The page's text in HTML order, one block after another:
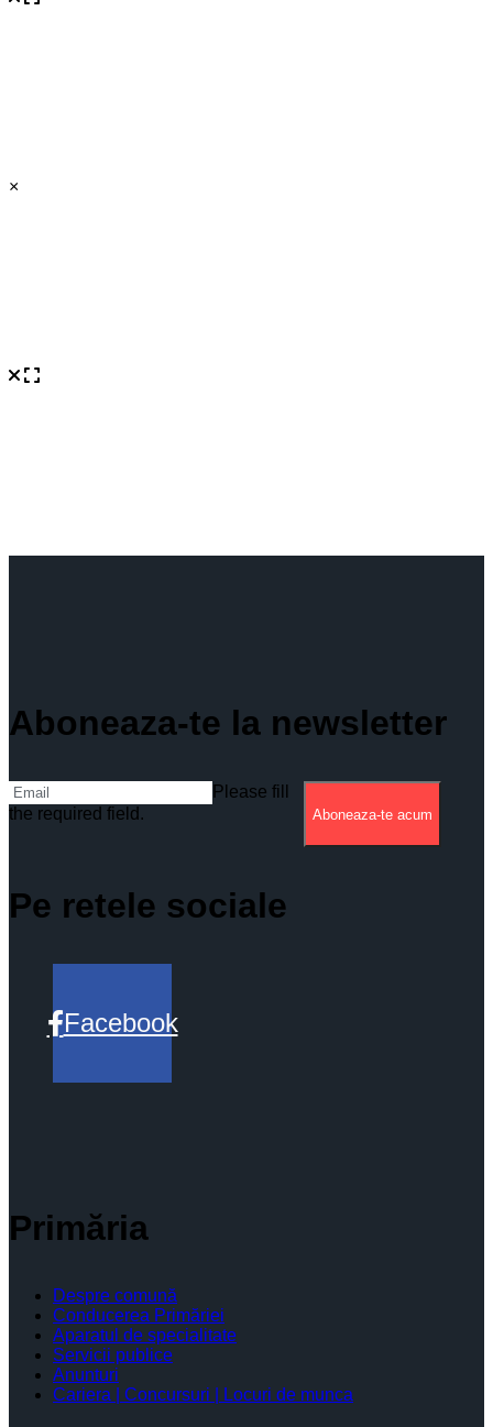
×
Aboneaza-te la newsletter
Please fill
the required field.
Aboneaza-te acum
Pe retele sociale
Facebook
Primăria
Despre comună
Conducerea Primăriei
Aparatul de specialitate
Servicii publice
Anunturi
Cariera | Concursuri | Locuri de munca